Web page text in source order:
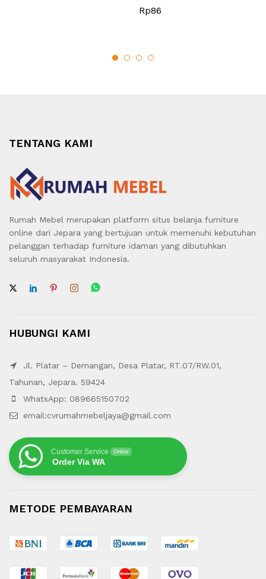
Rp86
TENTANG KAMI
Rumah Mebel merupakan platform situs belanja furniture
online dari Jepara yang bertujuan untuk memenuhi kebutuhan
pelanggan terhadap furniture idaman yang dibutuhkan
seluruh masyarakat Indonesia.
HUBUNGI KAMI
Jl. Platar – Demangan, Desa Platar, RT.07/RW.01,
Tahunan, Jepara. 59424
WhatsApp: 089665150702
email:cvrumahmebeljaya@gmail.com
Customer Service Online
Order Via WA
METODE PEMBAYARAN